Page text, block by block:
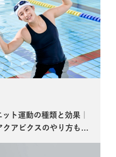
ト運動の種類と効果｜
アビクスのやり方も解